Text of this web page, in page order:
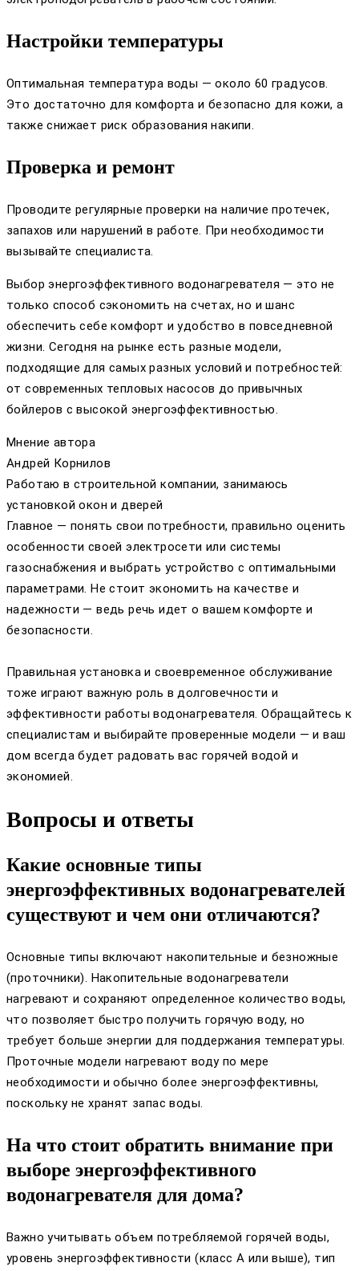
Настройки температуры
Оптимальная температура воды — около 60 градусов.
Это достаточно для комфорта и безопасно для кожи, а
также снижает риск образования накипи.
Проверка и ремонт
Проводите регулярные проверки на наличие протечек,
запахов или нарушений в работе. При необходимости
вызывайте специалиста.
Выбор энергоэффективного водонагревателя — это не
только способ сэкономить на счетах, но и шанс
обеспечить себе комфорт и удобство в повседневной
жизни. Сегодня на рынке есть разные модели,
подходящие для самых разных условий и потребностей:
от современных тепловых насосов до привычных
бойлеров с высокой энергоэффективностью.
Мнение автора
Андрей Корнилов
Работаю в строительной компании, занимаюсь
установкой окон и дверей
Главное — понять свои потребности, правильно оценить
особенности своей электросети или системы
газоснабжения и выбрать устройство с оптимальными
параметрами. Не стоит экономить на качестве и
надежности — ведь речь идет о вашем комфорте и
безопасности.
Правильная установка и своевременное обслуживание
тоже играют важную роль в долговечности и
эффективности работы водонагревателя. Обращайтесь к
специалистам и выбирайте проверенные модели — и ваш
дом всегда будет радовать вас горячей водой и
экономией.
Вопросы и ответы
Какие основные типы
энергоэффективных водонагревателей
существуют и чем они отличаются?
Основные типы включают накопительные и безножные
(проточники). Накопительные водонагреватели
нагревают и сохраняют определенное количество воды,
что позволяет быстро получить горячую воду, но
требует больше энергии для поддержания температуры.
Проточные модели нагревают воду по мере
необходимости и обычно более энергоэффективны,
поскольку не хранят запас воды.
На что стоит обратить внимание при
выборе энергоэффективного
водонагревателя для дома?
Важно учитывать объем потребляемой горячей воды,
уровень энергоэффективности (класс A или выше), тип